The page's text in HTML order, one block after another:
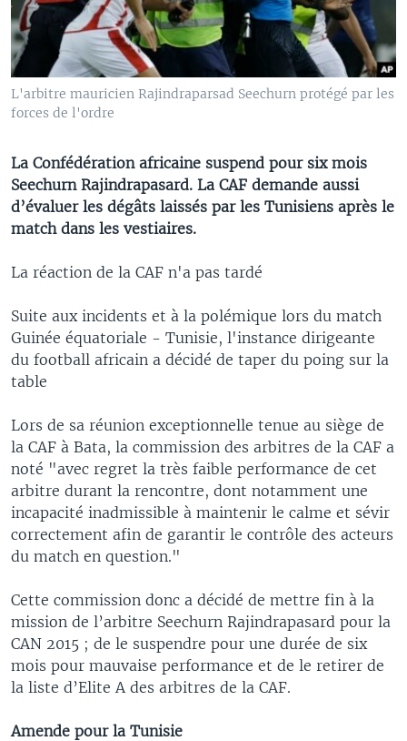
L'arbitre mauricien Rajindraparsad Seechurn protégé par les
forces de l'ordre
La Confédération africaine suspend pour six mois
Seechurn Rajindrapasard. La CAF demande aussi
d’évaluer les dégâts laissés par les Tunisiens après le
match dans les vestiaires.
La réaction de la CAF n'a pas tardé
Suite aux incidents et à la polémique lors du match
Guinée équatoriale - Tunisie, l'instance dirigeante
du football africain a décidé de taper du poing sur la
table
Lors de sa réunion exceptionnelle tenue au siège de
la CAF à Bata, la commission des arbitres de la CAF a
noté "avec regret la très faible performance de cet
arbitre durant la rencontre, dont notamment une
incapacité inadmissible à maintenir le calme et sévir
correctement afin de garantir le contrôle des acteurs
du match en question."
Cette commission donc a décidé de mettre fin à la
mission de l’arbitre Seechurn Rajindrapasard pour la
CAN 2015 ; de le suspendre pour une durée de six
mois pour mauvaise performance et de le retirer de
la liste d’Elite A des arbitres de la CAF.
Amende pour la Tunisie